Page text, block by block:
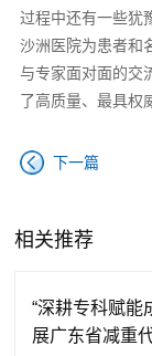
过程中还有一些犹
沙洲医院为患者和
与专家面对面的交
了高质量、最具权
下一篇
相关推荐
“深耕专科赋
展广东省减重